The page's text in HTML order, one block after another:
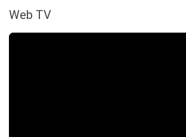
Web TV